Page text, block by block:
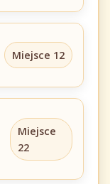
Miejsce 12
Miejsce
22